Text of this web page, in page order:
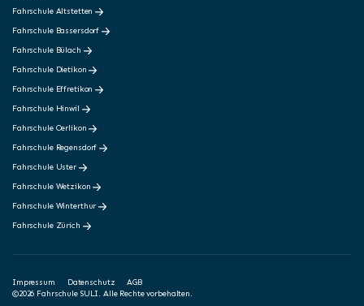
Fahrschule Altstetten
Fahrschule Bassersdorf
Fahrschule Bülach
Fahrschule Dietikon
Fahrschule Effretikon
Fahrschule Hinwil
Fahrschule Oerlikon
Fahrschule Regensdorf
Fahrschule Uster
Fahrschule Wetzikon
Fahrschule Winterthur
Fahrschule Zürich
Impressum Datenschutz
AGB
©2026 Fahrschule SULI. Alle Rechte vorbehalten.